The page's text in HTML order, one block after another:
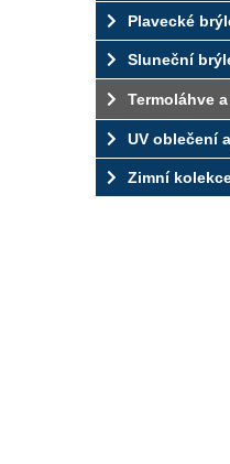
Plavecké
Sluneční
Termoláhve
UV oblečení
Zimní